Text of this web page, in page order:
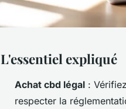
L'essentiel expliqué
Achat cbd légal :
respecter la